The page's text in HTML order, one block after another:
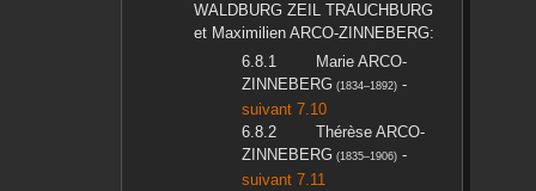
WALDBURG ZEIL TRAUCHBURG
et MaximilienARCO-ZINNEBERG:
MarieARCO-
ZINNEBERG(1834–1892)-
suivant 7.10
ThérèseARCO-
ZINNEBERG(1835–1906)-
suivant 7.11